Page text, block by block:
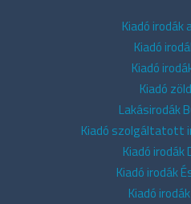
Kiadó irodák
Kiadó
Kiadó
Kiadó
Lakásirodák
Kiadó szolgáltatott
Kiadó irodák
Kiadó irodák
Kiadó